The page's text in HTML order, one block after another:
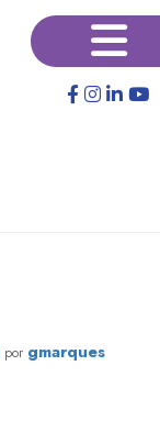
×
por gmarques